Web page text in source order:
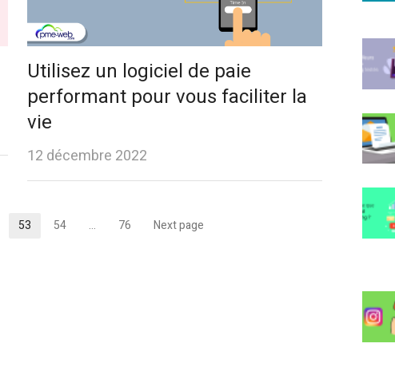
Utilisez un logiciel de paie
performant pour vous faciliter la
vie
12 décembre 2022
Page
53 Page
54 … Page
76 Next page